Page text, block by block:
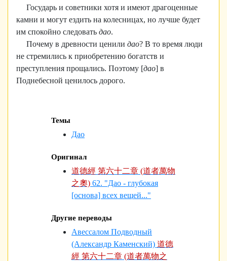
Государь и советники хотя и имеют драгоценные
камни и могут ездить на колесницах, но лучше будет
им спокойно следовать дао.
Почему в древности ценили дао? В то время люди
не стремились к приобретению богатств и
преступления прощались. Поэтому [дао] в
Поднебесной ценилось дорого.
Темы
Дао
Оригинал
道德經 第六十二章 (道者萬物
之奧) 62. "Дао - глубокая
[основа] всех вещей..."
Другие переводы
Авессалом Подводный
(Александр Каменский) 道德
經 第六十二章 (道者萬物之